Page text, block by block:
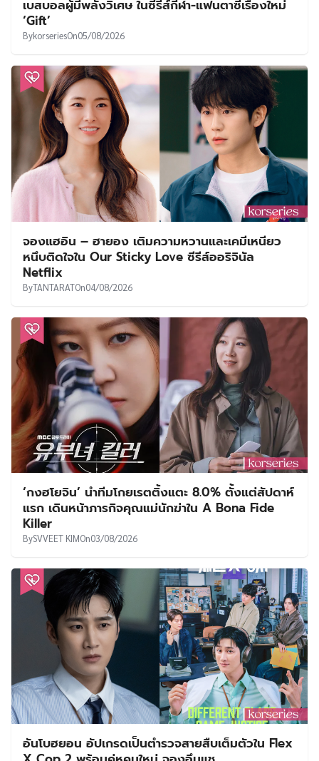
เบสบอลผู้มีพลังวิเศษ ในซีรีส์กีฬา-แฟนตาซีเรื่องใหม่
‘Gift’
BykorseriesOn05/08/2026
จองแฮอิน – ฮายอง เติมความหวานและเคมีเหนียว
หนึบติดใจใน Our Sticky Love ซีรีส์ออริจินัล
Netflix
ByTANTARATOn04/08/2026
‘กงฮโยจิน’ นำทีมโกยเรตติ้งแตะ 8.0% ตั้งแต่สัปดาห์
แรก เดินหน้าภารกิจคุณแม่นักฆ่าใน A Bona Fide
Killer
BySVVEET KIMOn03/08/2026
อันโบฮยอน อัปเกรดเป็นตำรวจสายสืบเต็มตัวใน Flex